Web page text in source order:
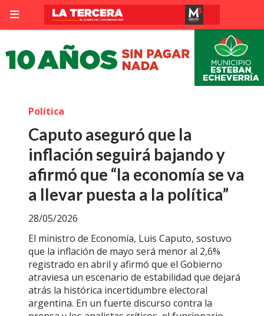
Caputo aseguró que la
inflación seguirá bajando y
afirmó que “la economía se va
a llevar puesta a la política”
El ministro de Economía, Luis Caputo, sostuvo
que la inflación de mayo será menor al 2,6%
registrado en abril y afirmó que el Gobierno
atraviesa un escenario de estabilidad que dejará
atrás la histórica incertidumbre electoral
argentina. En un fuerte discurso contra la
Política
28/05/2026